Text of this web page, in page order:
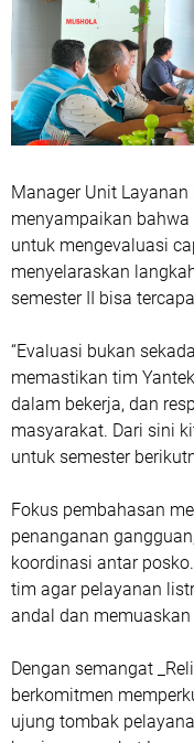
Manager Unit
menyampaikan
untuk mengevaluasi
menyelaraskan
semester II bisa
“Evaluasi bukan
memastikan tim
dalam bekerja, dan
masyarakat. Dari sini
untuk semester
Fokus pembahasan
penanganan
koordinasi antar
tim agar pelayanan
andal dan memuaskan
Dengan semangat
berkomitmen
ujung tombak